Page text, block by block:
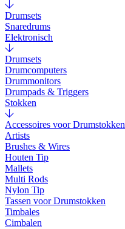
Drumsets
Snaredrums
Elektronisch
Drumsets
Drumcomputers
Drummonitors
Drumpads & Triggers
Stokken
Accessoires voor Drumstokken
Artists
Brushes & Wires
Houten Tip
Mallets
Multi Rods
Nylon Tip
Tassen voor Drumstokken
Timbales
Cimbalen